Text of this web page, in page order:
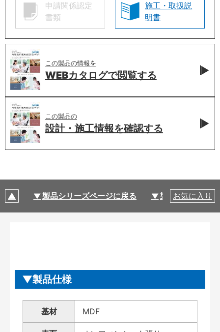
申請関係認定
書類
施工・取扱説
明書
この製品の情報を
WEBカタログで閲覧する
この製品の
設計・施工情報を確認する
製品シリーズページに戻る 製品仕様
お気に入り
製品仕様
基材 MDF